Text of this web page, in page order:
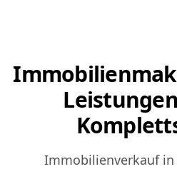
Immobilienverkauf